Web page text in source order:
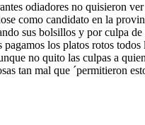
odiadores no quisieron ver
como candidato en la
sus bolsillos y por culpa de
pagamos los platos rotos todos
no quito las culpas a
tan mal que ´permitieron